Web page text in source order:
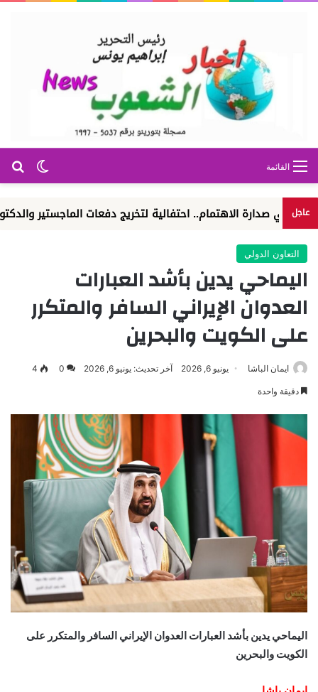
الوضع القائمة
عاجل الاهتمام.. احتفالية لتخريج دفعات الماجستير والدكتوراه
التعاون الدولي
اليماحي يدين بأشد العبارات
العدوان الإيراني السافر والمتكرر
على الكويت والبحرين
ايمان الباشا يونيو 6, 2026 آخر تحديث: يونيو 6, 2026 0
4
دقيقة واحدة
اليماحي يدين بأشد العبارات العدوان الإيراني السافر والمتكرر على
الكويت والبحرين